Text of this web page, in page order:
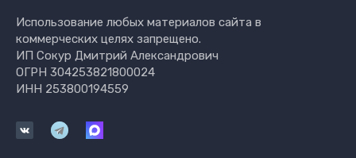
Использование любых материалов сайта в
коммерческих целях запрещено.
ИП Сокур Дмитрий Александрович
ОГРН 304253821800024
ИНН 253800194559